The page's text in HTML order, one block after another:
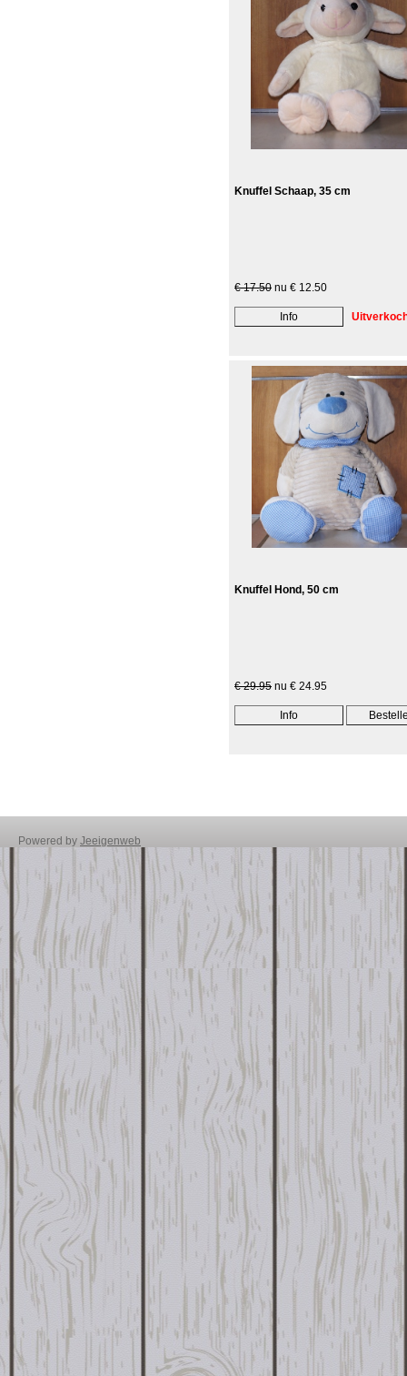
Knuffel Schaap, 35 cm
€ 17.50 nu € 12.50
Knuffel Hond, 50 cm
€ 29.95 nu € 24.95
Powered by Jeeigenweb